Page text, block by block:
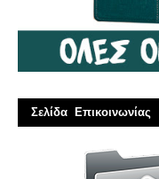
Σελίδα Επικοινωνίας